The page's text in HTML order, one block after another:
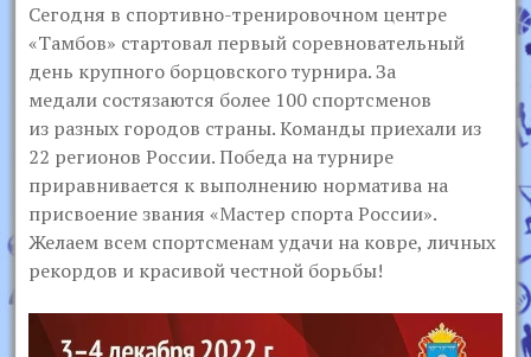
Сегодня в спортивно-тренировочном центре
«Тамбов» стартовал первый соревновательный
день крупного борцовского турнира. За
медали состязаются более 100 спортсменов
из разных городов страны. Команды приехали из
22 регионов России. Победа на турнире
приравнивается к выполнению норматива на
присвоение звания «Мастер спорта России».
Желаем всем спортсменам удачи на ковре, личных
рекордов и красивой честной борьбы!